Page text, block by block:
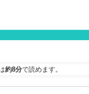
約8分で読めます。